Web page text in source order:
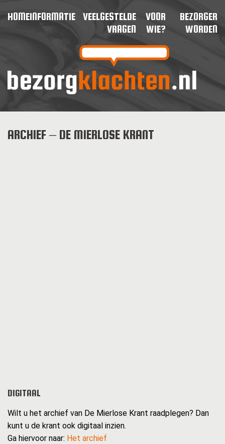
HOMEINFORMATIE
VEELGESTELDE
VRAGEN
VOOR
WIE?
BEZORGER
WORDEN
ARCHIEF – DE MIERLOSE KRANT
DIGITAAL
Wilt u het archief van De Mierlose Krant raadplegen? Dan
kunt u de krant ook digitaal inzien.
Ga hiervoor naar: Het archief